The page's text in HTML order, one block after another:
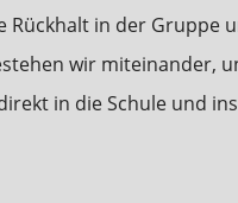
Rückhalt in der Gruppe
wir miteinander,
in die Schule und